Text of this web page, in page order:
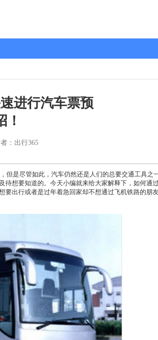
进行汽车票预
出行365
是尽管如此，汽车仍然还是人们的总要交通工具之
待想要知道的。今天小编就来给大家解释下，如何通
出行或者是过年着急回家却不想通过飞机铁路的朋